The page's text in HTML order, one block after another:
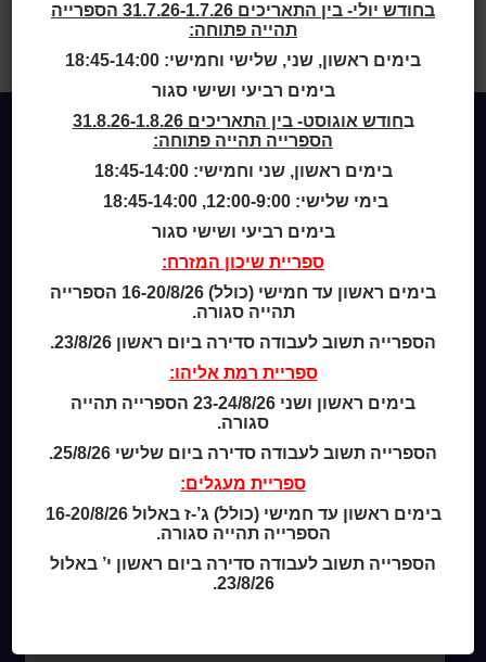
>מסע אל
השרשים : כ”ח באדר תרמ”ב
שעות סיפור
ספרים דיגיטליים
קטלוג כותר ראשון
ארכיון ספריית השבוע
מדיניות שימוש בקבצי קוקיז (Cookies Policy)
בחודש יולי- בין התאריכים 31.7.26-1.7.26 הספרייה
תהייה פתוחה:
בימים ראשון, שני, שלישי וחמישי: 18:45-14:00
בימים רביעי ושישי סגור
ב
חודש אוגוסט- בין התאריכים 31.8.26-1.8.26
הספרייה תהייה פתוחה:
בימים ראשון, שני וחמישי: 18:45-14:00
בימי שלישי: 12:00-9:00, 18:45-14:00
בימים רביעי ושישי סגור
ספריית שיכון המזרח:
בימים ראשון עד חמישי (כולל) 16-20/8/26 הספרייה
תהייה סגורה.
הספרייה תשוב לעבודה סדירה ביום ראשון 23/8/26.
ספריית רמת אליהו:
בימים ראשון ושני 23-24/8/26 הספרייה תהייה
סגורה.
הספרייה תשוב לעבודה סדירה ביום שלישי 25/8/26.
ספריית מעגלים:
בימים ראשון עד חמישי (כולל) ג’-ז באלול 16-20/8/26
הספרייה תהייה סגורה.
הספרייה תשוב לעבודה סדירה ביום ראשון י’ באלול
23/8/26.